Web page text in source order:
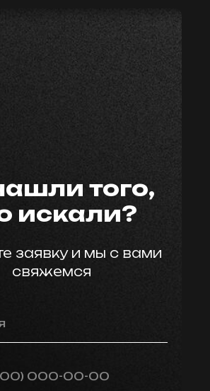
того,
искали?
заявку и мы с вами
свяжемся